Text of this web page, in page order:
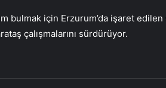
bulmak için Erzurum’da işaret
çalışmalarını sürdürüyor.